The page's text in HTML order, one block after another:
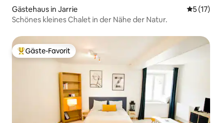
Gästehaus in Jarrie
5 (17)
Schönes kleines Chalet in der Nähe der Natur.
Beliebter Gäste-Favorit.
Gäste-Favorit